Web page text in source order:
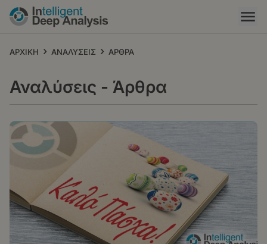
Παράκαμψη
προς
κυρίως
ΑΡΧΙΚΗ › ΑΝΑΛΥΣΕΙΣ › ΑΡΘΡΑ
Αναλύσεις - Άρθρα